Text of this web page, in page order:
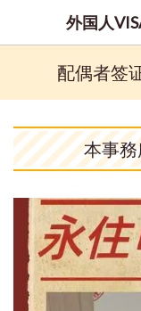
外国人
配偶者签
本事